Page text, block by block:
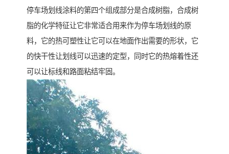
停车场划线涂料的第四个组成部分是合成树脂，合成树
脂的化学特征让它非常适合用来作为停车场划线的原
料，它的热可塑性让它可以在地面作出需要的形状，它
的快干性让划线可以迅速的定型，同时它的热熔着性还
可以让标线和路面粘结牢固。